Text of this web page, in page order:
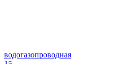
водогазопроводная